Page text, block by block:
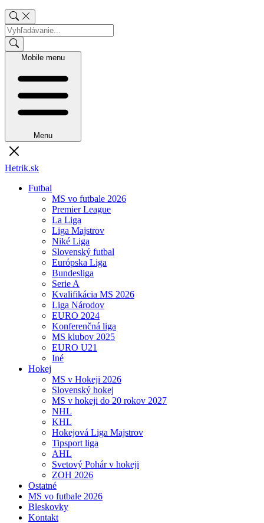
Mobile menu
Menu
Hetrik.sk
Futbal
MS vo futbale 2026
Premier League
La Liga
Liga Majstrov
Niké Liga
Slovenský futbal
Európska Liga
Bundesliga
Serie A
Kvalifikácia MS 2026
Liga Národov
EURO 2024
Konferenčná liga
MS klubov 2025
EURO U21
Iné
Hokej
MS v Hokeji 2026
Slovenský hokej
MS v hokeji do 20 rokov 2027
NHL
KHL
Hokejová Liga Majstrov
Tipsport liga
AHL
Svetový Pohár v hokeji
ZOH 2026
Ostatné
MS vo futbale 2026
Bleskovky
Kontakt